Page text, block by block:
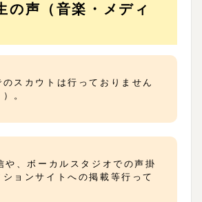
の声（音楽・メディ
スカウトは行っておりません
。
や、ボーカルスタジオでの声掛
ョンサイトへの掲載等行って